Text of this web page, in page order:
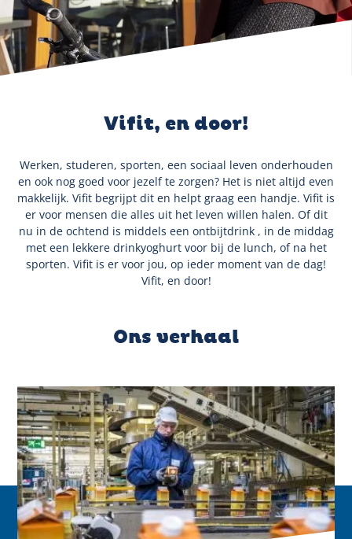
Vifit, en door!
Werken, studeren, sporten, een sociaal leven onderhouden
en ook nog goed voor jezelf te zorgen? Het is niet altijd even
makkelijk. Vifit begrijpt dit en helpt graag een handje. Vifit is
er voor mensen die alles uit het leven willen halen. Of dit
nu in de ochtend is middels een ontbijtdrink , in de middag
met een lekkere drinkyoghurt voor bij de lunch, of na het
sporten. Vifit is er voor jou, op ieder moment van de dag!
Vifit, en door!
Ons verhaal